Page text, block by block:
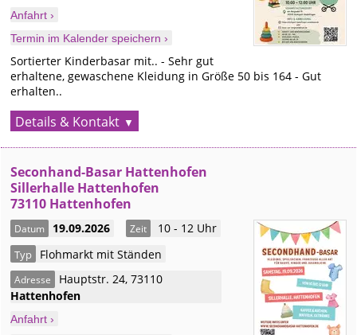
Anfahrt ›
Termin im Kalender speichern ›
Sortierter Kinderbasar mit.. - Sehr gut
erhaltene, gewaschene Kleidung in Größe 50 bis 164 - Gut
erhalten..
Details & Kontakt
Seconhand-Basar Hattenhofen
Sillerhalle Hattenhofen
73110 Hattenhofen
Datum 19.09.2026 Zeit 10 - 12 Uhr
Typ Flohmarkt mit Ständen
Adresse Hauptstr. 24,73110
Hattenhofen
Anfahrt ›